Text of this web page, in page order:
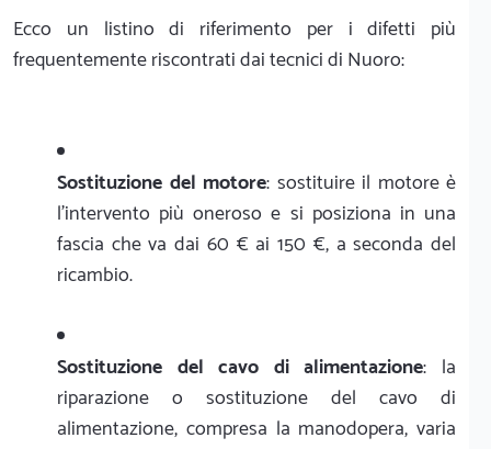
Ecco un listino di riferimento per i difetti più
frequentemente riscontrati dai tecnici di Nuoro:
Sostituzione del motore: sostituire il motore è
l'intervento più oneroso e si posiziona in una
fascia che va dai 60 € ai 150 €, a seconda del
ricambio.
Sostituzione del cavo di alimentazione: la
riparazione o sostituzione del cavo di
alimentazione, compresa la manodopera, varia